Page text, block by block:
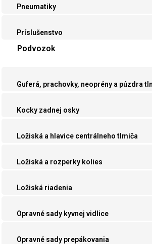
Pneumatiky
Príslušenstvo
Podvozok
Guferá, prachovky, neoprény a púzdra
Kocky zadnej osky
Ložiská a hlavice centrálneho tlmiča
Ložiská a rozperky kolies
Ložiská riadenia
Opravné sady kyvnej vidlice
Opravné sady prepákovania